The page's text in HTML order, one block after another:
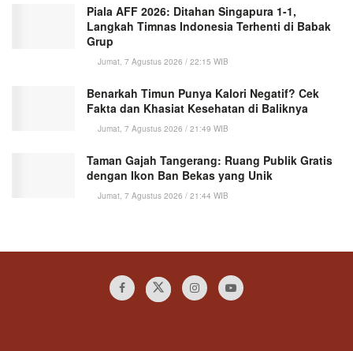
Piala AFF 2026: Ditahan Singapura 1-1,
Langkah Timnas Indonesia Terhenti di Babak
Grup
Jumat, 7 Agustus 2026 / 22:15 WIB
Benarkah Timun Punya Kalori Negatif? Cek
Fakta dan Khasiat Kesehatan di Baliknya
Jumat, 7 Agustus 2026 / 21:49 WIB
Taman Gajah Tangerang: Ruang Publik Gratis
dengan Ikon Ban Bekas yang Unik
Jumat, 7 Agustus 2026 / 21:44 WIB